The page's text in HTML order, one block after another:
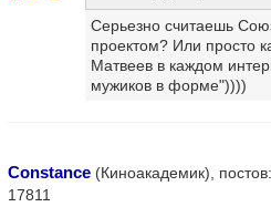
Серьезно считаешь
проектом? Или просто
Матвеев в каждом
мужиков в форме"))))
Constance (Киноакадемик), постов:
17811